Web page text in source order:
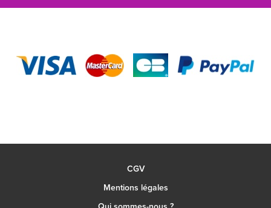
CGV
Mentions légales